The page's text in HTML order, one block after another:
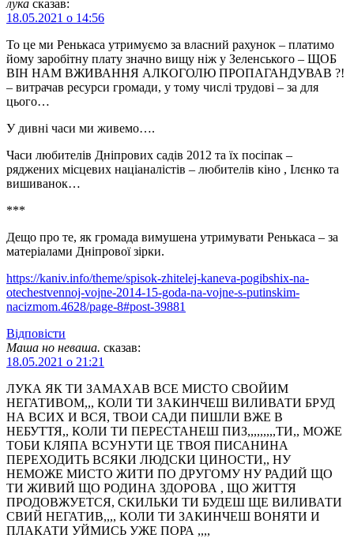
лука сказав:
18.05.2021 о 14:56
То це ми Ренькаса утримуємо за власний рахунок – платимо
йому заробітну плату значно вищу ніж у Зеленського – ЩОБ
ВІН НАМ ВЖИВАННЯ АЛКОГОЛЮ ПРОПАГАНДУВАВ ?!
– витрачав ресурси громади, у тому числі трудові – за для
цього…
У дивні часи ми живемо….
Часи любителів Дніпрових садів 2012 та їх посіпак –
ряджених місцевих націаналістів – любителів кіно , Ілєнко та
вишиванок…
***
Дещо про те, як громада вимушена утримувати Ренькаса – за
матеріалами Дніпрової зірки.
https://kaniv.info/theme/spisok-zhitelej-kaneva-pogibshix-na-
otechestvennoj-vojne-2014-15-goda-na-vojne-s-putinskim-
nacizmom.4628/page-8#post-39881
Відповіcти
Маша но неваша. сказав:
18.05.2021 о 21:21
ЛУКА ЯК ТИ ЗАМАХАВ ВСЕ МИСТО СВОЙИМ
НЕГАТИВОМ,,, КОЛИ ТИ ЗАКИНЧЕШ ВИЛИВАТИ БРУД
НА ВСИХ И ВСЯ, ТВОИ САДИ ПИШЛИ ВЖЕ В
НЕБУТТЯ,, КОЛИ ТИ ПЕРЕСТАНЕШ ПИЗ,,,,,,,,,ТИ,, МОЖЕ
ТОБИ КЛЯПА ВСУНУТИ ЦЕ ТВОЯ ПИСАНИНА
ПЕРЕХОДИТЬ ВСЯКИ ЛЮДСКИ ЦИНОСТИ,, НУ
НЕМОЖЕ МИСТО ЖИТИ ПО ДРУГОМУ НУ РАДИЙ ЩО
ТИ ЖИВИЙ ЩО РОДИНА ЗДОРОВА , ЩО ЖИТТЯ
ПРОДОВЖУЕТСЯ, СКИЛЬКИ ТИ БУДЕШ ЩЕ ВИЛИВАТИ
СВИЙ НЕГАТИВ,,,, КОЛИ ТИ ЗАКИНЧЕШ ВОНЯТИ И
ПЛАКАТИ УЙМИСЬ УЖЕ ПОРА ,,,,